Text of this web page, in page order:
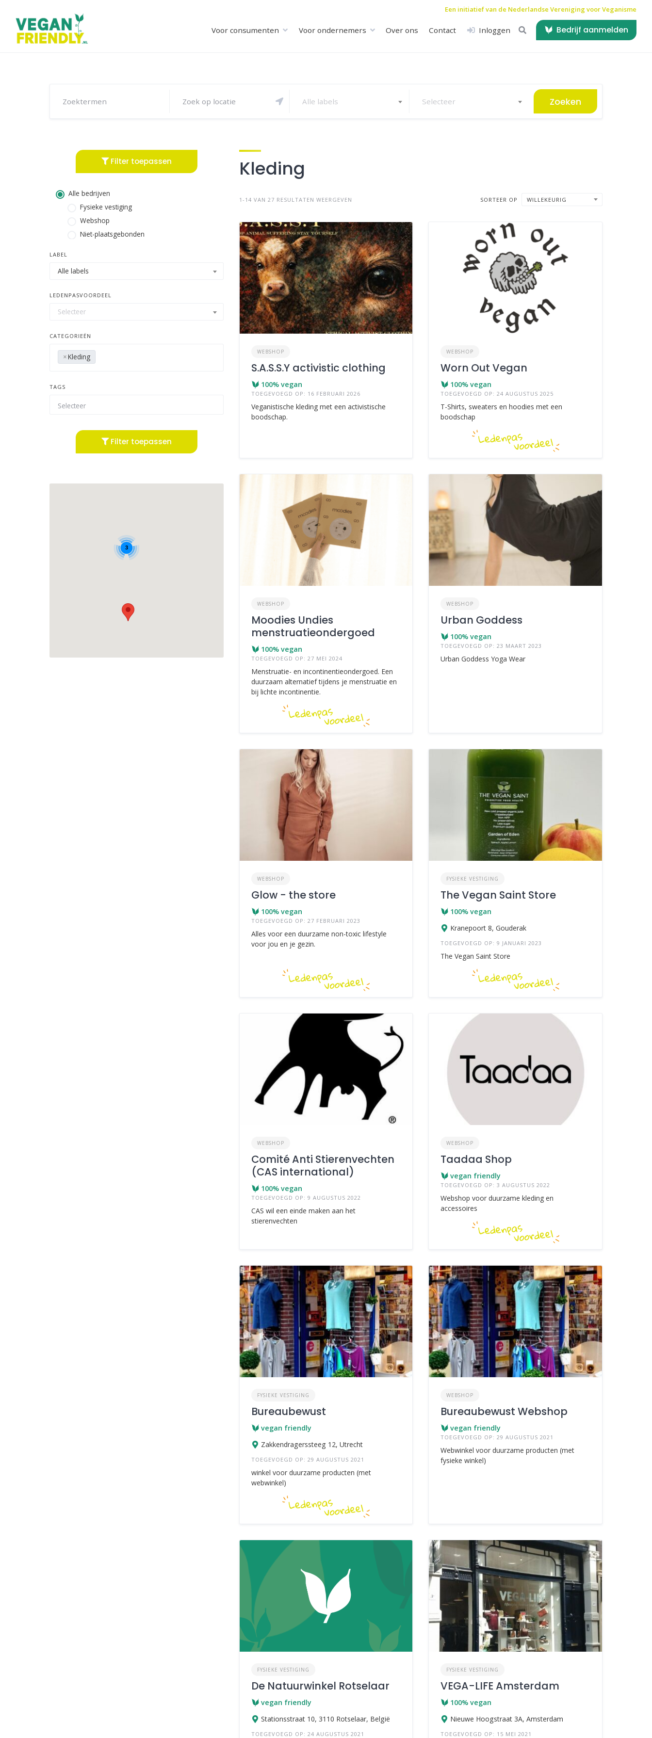
Een initiatief van de Nederlandse Vereniging voor Veganisme
content
Voor consumenten Voor ondernemers Over ons Contact Inloggen Bedrijf aanmelden
Alle labels Selecteer Zoeken
Filter toepassen
Alle bedrijven
Fysieke vestiging
Webshop
Niet-plaatsgebonden
LABEL
Alle labels
LEDENPASVOORDEEL
Selecteer
CATEGORIEËN
×Kleding
TAGS
Filter toepassen
3
Kleding
1-14 VAN 27 RESULTATEN WEERGEVEN SORTEER OP WILLEKEURIG
WEBSHOP
S.A.S.S.Y activistic clothing
100% vegan
TOEGEVOEGD OP: 16 FEBRUARI 2026
Veganistische kleding met een activistische
boodschap.
WEBSHOP
Worn Out Vegan
100% vegan
TOEGEVOEGD OP: 24 AUGUSTUS 2025
T-Shirts, sweaters en hoodies met een
boodschap
WEBSHOP
Moodies Undies
menstruatieondergoed
100% vegan
TOEGEVOEGD OP: 27 MEI 2024
Menstruatie- en incontinentieondergoed. Een
duurzaam alternatief tijdens je menstruatie en
bij lichte incontinentie.
WEBSHOP
Urban Goddess
100% vegan
TOEGEVOEGD OP: 23 MAART 2023
Urban Goddess Yoga Wear
WEBSHOP
Glow - the store
100% vegan
TOEGEVOEGD OP: 27 FEBRUARI 2023
Alles voor een duurzame non-toxic lifestyle
voor jou en je gezin.
FYSIEKE VESTIGING
The Vegan Saint Store
100% vegan
Kranepoort 8, Gouderak
TOEGEVOEGD OP: 9 JANUARI 2023
The Vegan Saint Store
WEBSHOP
Comité Anti Stierenvechten
(CAS international)
100% vegan
TOEGEVOEGD OP: 9 AUGUSTUS 2022
CAS wil een einde maken aan het
stierenvechten
WEBSHOP
Taadaa Shop
vegan friendly
TOEGEVOEGD OP: 3 AUGUSTUS 2022
Webshop voor duurzame kleding en
accessoires
FYSIEKE VESTIGING
Bureaubewust
vegan friendly
Zakkendragerssteeg 12, Utrecht
TOEGEVOEGD OP: 29 AUGUSTUS 2021
winkel voor duurzame producten (met
webwinkel)
WEBSHOP
Bureaubewust Webshop
vegan friendly
TOEGEVOEGD OP: 29 AUGUSTUS 2021
Webwinkel voor duurzame producten (met
fysieke winkel)
FYSIEKE VESTIGING
De Natuurwinkel Rotselaar
vegan friendly
Stationsstraat 10, 3110 Rotselaar, België
TOEGEVOEGD OP: 24 AUGUSTUS 2021
FYSIEKE VESTIGING
VEGA-LIFE Amsterdam
100% vegan
Nieuwe Hoogstraat 3A, Amsterdam
TOEGEVOEGD OP: 15 MEI 2021